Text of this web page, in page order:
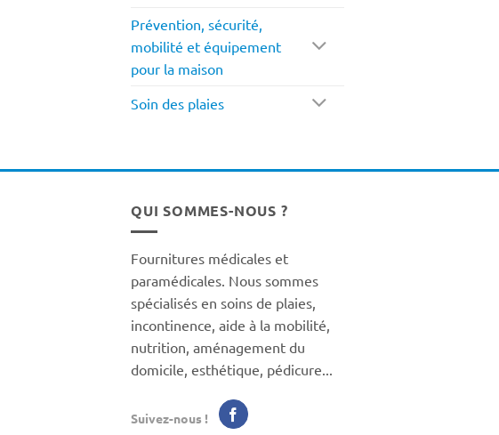
Prévention, sécurité,
mobilité et équipement
pour la maison
Soin des plaies
QUI SOMMES-NOUS ?
Fournitures médicales et
paramédicales. Nous sommes
spécialisés en soins de plaies,
incontinence, aide à la mobilité,
nutrition, aménagement du
domicile, esthétique, pédicure...
Suivez-nous !